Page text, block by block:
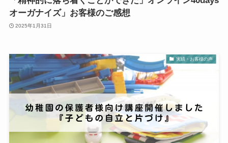
オーガナイズ」お客様のご感想
2025年1月31日
実績・お客様の声